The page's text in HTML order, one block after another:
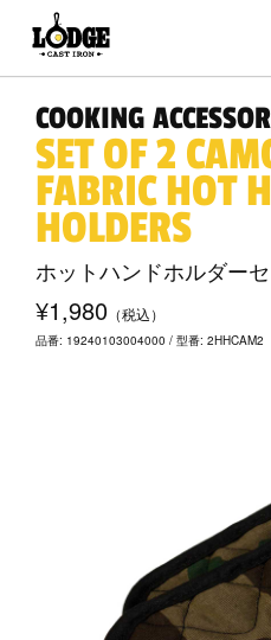
COOKING
SET OF 2
FABRIC HOT
HOLDERS
ホットハンドホルダー
¥1,980 （税込）
品番: 19240103004000 / 型番: 2HHCAM2